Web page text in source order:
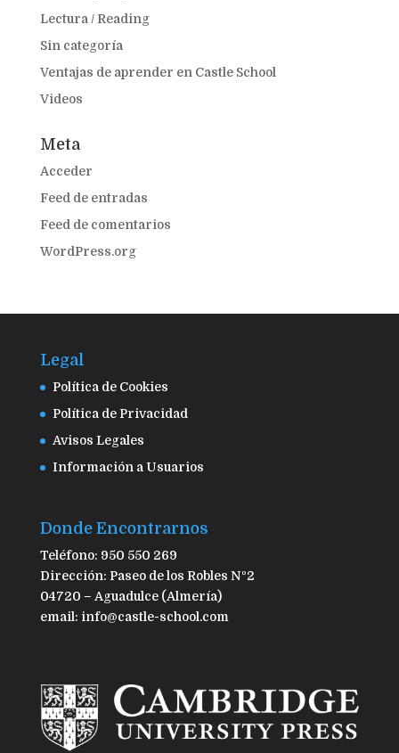
Lectura / Reading
Sin categoría
Ventajas de aprender en Castle School
Videos
Meta
Acceder
Feed de entradas
Feed de comentarios
WordPress.org
Legal
Política de Cookies
Política de Privacidad
Avisos Legales
Información a Usuarios
Donde Encontrarnos
Teléfono: 950 550 269
Dirección: Paseo de los Robles Nº2
04720 – Aguadulce (Almería)
email: info@castle-school.com